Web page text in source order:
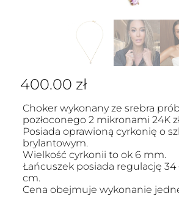
400.00 zł
Choker wykonany ze srebra
pozłoconego 2 mikronami 24K
Posiada oprawioną cyrkonię o
brylantowym.
Wielkość cyrkonii to ok 6 mm.
Łańcuszek posiada regulację 34
cm.
Cena obejmuje wykonanie